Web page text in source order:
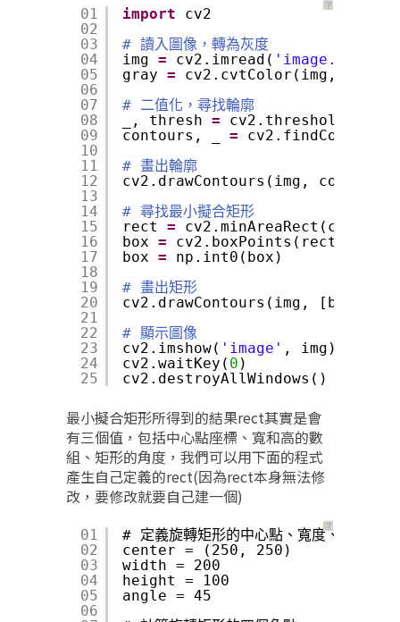
？
01
02
03
04
05
06
07
08
09
10
11
12
13
14
15
16
17
18
19
20
21
22
23
24
25
import
cv2
# 讀入圖像，轉為灰度
img = cv2.imread( 'image.jpg'
gray =
cv2.cvtColor(img,
# 二值化，尋找輪廓
_, thresh =
contours, _ =
# 畫出輪廓
cv2.drawContours(img,
# 尋找最小擬合矩形
rect =
box =
cv2.boxPoints(rect)
box =
np.int0(box)
# 畫出矩形
cv2.drawContours(img, [box],
# 顯示圖像
cv2.imshow( 'image' , img)
cv2.waitKey( 0 )
cv2.destroyAllWindows()
最小擬合矩形所得到的結果rect其實是會
有三個值，包括中心點座標、寬和高的數
組、矩形的角度，我們可以用下面的程式
產生自己定義的rect(因為rect本身無法修
改，要修改就要自己建一個)
？
01
02
03
04
05
06
# 定義旋轉矩形的中心點、寬度、高度和角
center = (250, 250)
width = 200
height = 100
angle = 45